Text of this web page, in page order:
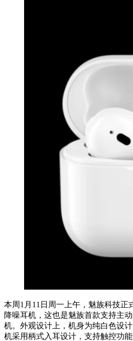
本周1月11日周一上午，魅族科技正
降噪耳机，这也是魅族首款支持主
机。外观设计上，机身为纯白色设
机采用柄式入耳设计，支持触控功